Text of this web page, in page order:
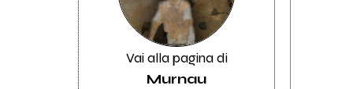
Vai alla pagina di
Murnau